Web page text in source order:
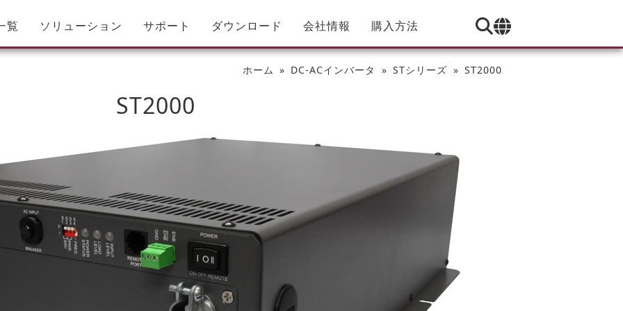
覧 ソリューション サポート ダウンロード 会社情報 購入方法
ホーム DC-ACインバータ STシリーズ ST2000
ST2000